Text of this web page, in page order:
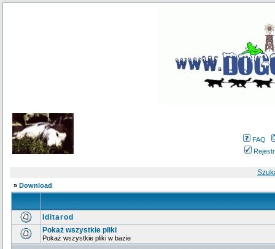
FAQ
» Download
Iditarod
Pokaż wszystkie pliki
Pokaż wszystkie pliki w bazie